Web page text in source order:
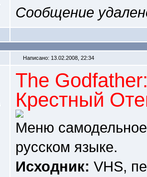
Сообщение
Написано: 13.02.2008, 22:34
The
Крестный
Меню
русском языке.
Исходник: VHS,